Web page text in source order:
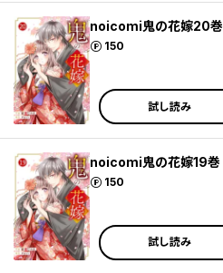
noicomi鬼の花嫁20巻
150
ポイント
試し読み
noicomi鬼の花嫁19巻
150
ポイント
試し読み